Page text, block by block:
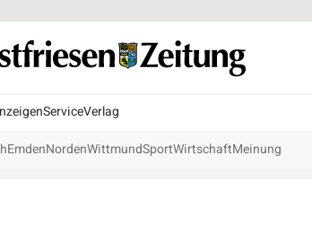
ServiceVerlag
EmdenNordenWittmundSportWirtschaftMeinung